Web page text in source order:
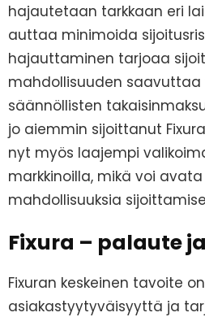
hajautetaan tarkkaan eri
auttaa minimoida
hajauttaminen tarjoaa
mahdollisuuden
säännöllisten
jo aiemmin sijoittanut
nyt myös laajempi
markkinoilla, mikä voi
mahdollisuuksia
Fixura – palaute
Fixuran keskeinen tavoite
asiakastyytyväisyyttä ja